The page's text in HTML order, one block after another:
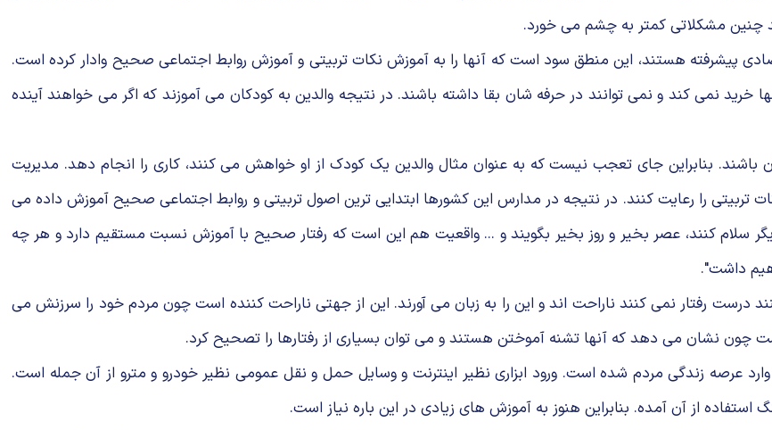
چنین مشكلاتى كمتر به چشم مى خورد.
پیشرفته هستند، این منطق سود است كه آنها را به آموزش نكات تربیتى و آموزش روابط اجتماعى صحیح وادار كرده است.
خرید نمى كند و نمى توانند در حرفه شان بقا داشته باشند. در نتیجه والدین به كودكان مى آموزند كه اگر مى خواهند آینده
بنابراین جاى تعجب نیست كه به عنوان مثال والدین یك كودك از او خواهش مى كنند، كارى را انجام دهد. مدیریت
را رعایت كنند. در نتیجه در مدارس این كشورها ابتدایى ترین اصول تربیتى و روابط اجتماعى صحیح آموزش داده مى
سلام كنند، عصر بخیر و روز بخیر بگویند و ... واقعیت هم این است كه رفتار صحیح با آموزش نسبت مستقیم دارد و هر چه
داشت".
درست رفتار نمى كنند ناراحت اند و این را به زبان مى آورند. این از جهتى ناراحت كننده است چون مردم خود را سرزنش مى
نشان مى دهد كه آنها تشنه آموختن هستند و مى توان بسیارى از رفتارها را تصحیح كرد.
عرصه زندگى مردم شده است. ورود ابزارى نظیر اینترنت و وسایل حمل و نقل عمومى نظیر خودرو و مترو از آن جمله است.
از آن آمده. بنابراین هنوز به آموزش هاى زیادى در این باره نیاز است.